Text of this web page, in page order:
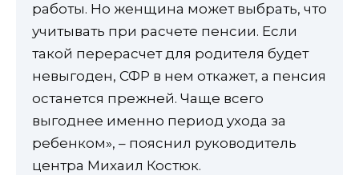
работы. Но женщина может выбрать, что
учитывать при расчете пенсии. Если
такой перерасчет для родителя будет
невыгоден, СФР в нем откажет, а пенсия
останется прежней. Чаще всего
выгоднее именно период ухода за
ребенком», – пояснил руководитель
центра Михаил Костюк.